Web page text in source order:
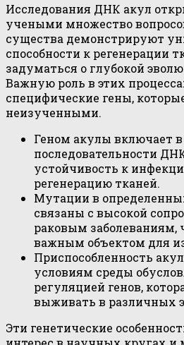
Исследования ДНК акул
учеными множество
существа демонстрируют
способности к регенерации
задуматься о глубокой
Важную роль в этих
специфические гены,
неизученными.
Геном акулы включает
последовательности
устойчивость к
регенерацию тканей.
Мутации в
связаны с высокой
раковым заболеваниям,
важным объектом для
Приспособленность
условиям среды
регуляцией генов,
выживать в различных
Эти генетические